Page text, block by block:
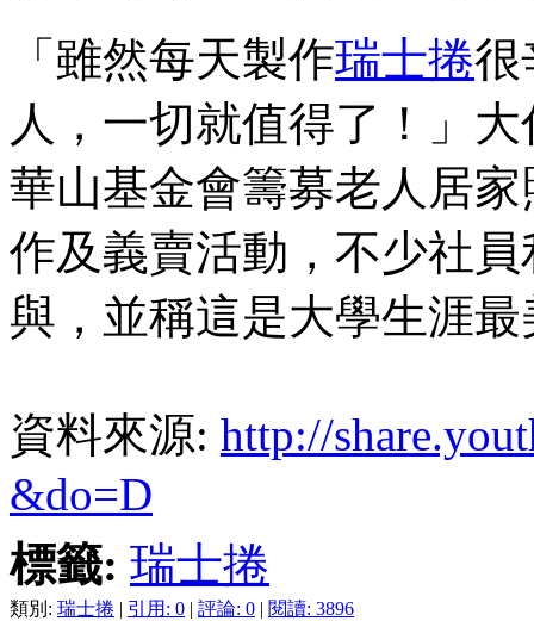
「雖然每天製作瑞士捲很
人，一切就值得了！」
華山基金會籌募老人居
作及義賣活動，不少社
與，並稱這是大學生涯
資料來源: http://
&do=D
標籤: 瑞士捲
類別: 瑞士捲 | 引用: 0 | 評論: 0 | 閱讀: 3896